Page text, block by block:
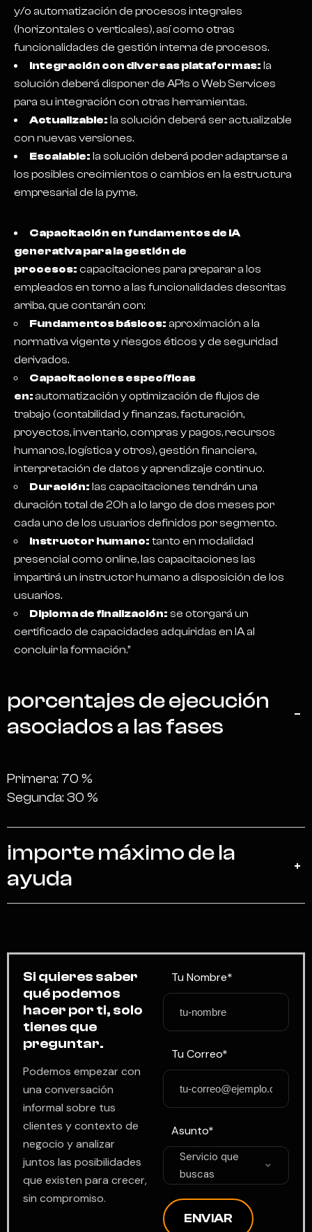
y/o automatización de procesos integrales
(horizontales o verticales), así como otras
funcionalidades de gestión interna de procesos.
Integración con diversas plataformas: la
solución deberá disponer de APIs o Web Services
para su integración con otras herramientas.
Actualizable: la solución deberá ser actualizable
con nuevas versiones.
Escalable: la solución deberá poder adaptarse a
los posibles crecimientos o cambios en la estructura
empresarial de la pyme.
Capacitación en fundamentos de IA
generativa para la gestión de
procesos: capacitaciones para preparar a los
empleados en torno a las funcionalidades descritas
arriba, que contarán con:
Fundamentos básicos: aproximación a la
normativa vigente y riesgos éticos y de seguridad
derivados.
Capacitaciones específicas
en: automatización y optimización de flujos de
trabajo (contabilidad y finanzas, facturación,
proyectos, inventario, compras y pagos, recursos
humanos, logística y otros), gestión financiera,
interpretación de datos y aprendizaje continuo.
Duración: las capacitaciones tendrán una
duración total de 20h a lo largo de dos meses por
cada uno de los usuarios definidos por segmento.
Instructor humano: tanto en modalidad
presencial como online, las capacitaciones las
impartirá un instructor humano a disposición de los
usuarios.
Diploma de finalización: se otorgará un
certificado de capacidades adquiridas en IA al
concluir la formación.”
porcentajes de ejecución
asociados a las fases
Primera: 70 %
Segunda: 30 %
importe máximo de la
ayuda
Si quieres saber
qué podemos
hacer por ti, solo
tienes que
preguntar.
Podemos empezar con
una conversación
informal sobre tus
clientes y contexto de
negocio y analizar
juntos las posibilidades
que existen para crecer,
sin compromiso.
Tu Nombre*
Tu Correo*
Asunto*
Servicio que
buscas